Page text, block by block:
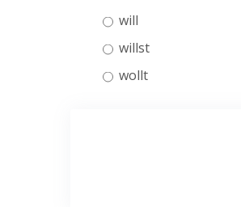
will
willst
wollt